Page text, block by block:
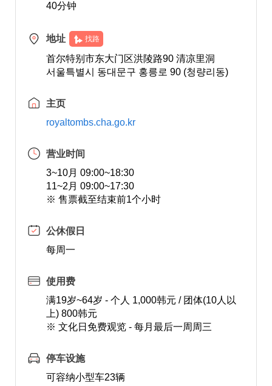
40分钟
地址 找路
首尔特别市东大门区洪陵路90 清凉里洞
서울특별시 동대문구 홍릉로 90 (청량리동)
主页
royaltombs.cha.go.kr
营业时间
3~10月 09:00~18:30
11~2月 09:00~17:30
※ 售票截至结束前1个小时
公休假日
每周一
使用费
满19岁~64岁 - 个人 1,000韩元 / 团体(10人以
上) 800韩元
※ 文化日免费观览 - 每月最后一周周三
停车设施
可容纳小型车23辆